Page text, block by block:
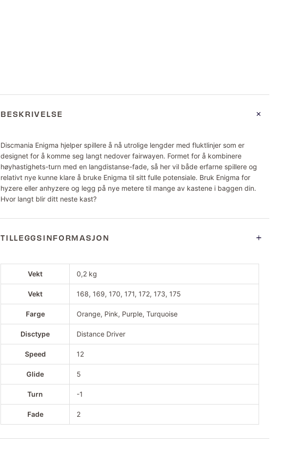
BESKRIVELSE
Discmania Enigma hjelper spillere å nå utrolige lengder med fluktlinjer som er
designet for å komme seg langt nedover fairwayen. Formet for å kombinere
høyhastighets-turn med en langdistanse-fade, så her vil både erfarne spillere og
relativt nye kunne klare å bruke Enigma til sitt fulle potensiale. Bruk Enigma for
hyzere eller anhyzere og legg på nye metere til mange av kastene i baggen din.
Hvor langt blir ditt neste kast?
TILLEGGSINFORMASJON
Vekt 0,2 kg
Vekt 168, 169, 170, 171, 172, 173, 175
Farge Orange, Pink, Purple, Turquoise
Disctype Distance Driver
Speed 12
Glide 5
Turn -1
Fade 2